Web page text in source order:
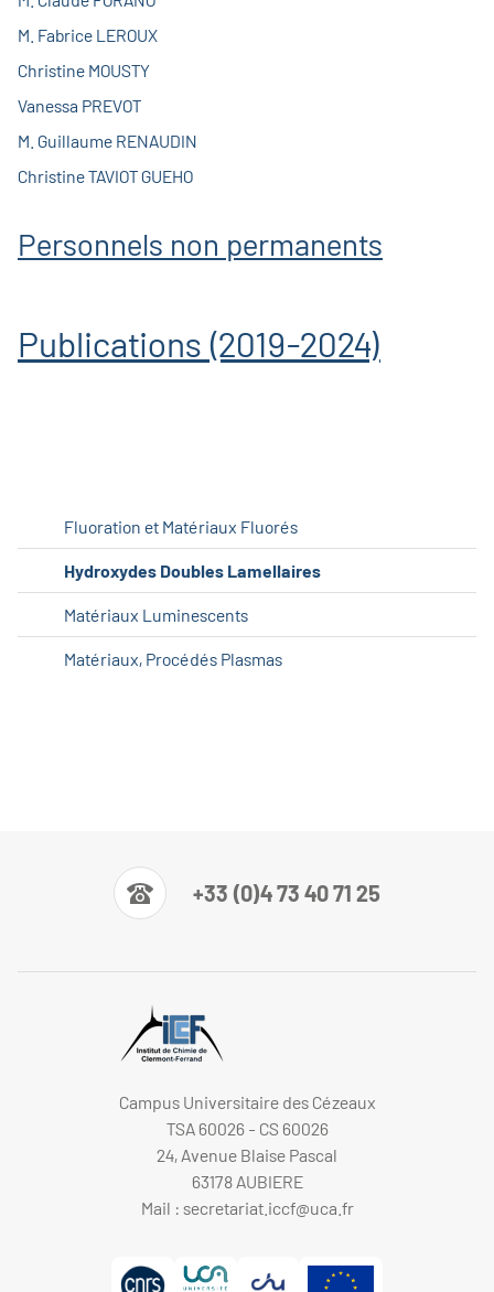
M. Fabrice LEROUX
Christine MOUSTY
Vanessa PREVOT
M. Guillaume RENAUDIN
Christine TAVIOT GUEHO
Personnels non permanents
Publications (2019-2024)
Fluoration et Matériaux Fluorés
Hydroxydes Doubles Lamellaires
Matériaux Luminescents
Matériaux, Procédés Plasmas
+33 (0)4 73 40 71 25
Campus Universitaire des Cézeaux
TSA 60026 - CS 60026
24, Avenue Blaise Pascal
63178 AUBIERE
Mail : secretariat.iccf@uca.fr